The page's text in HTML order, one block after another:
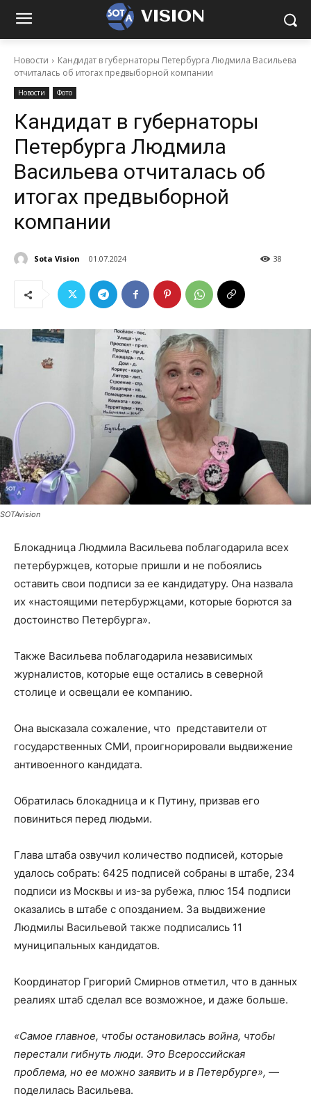
VISION
Новости
Кандидат в губернаторы Петербурга Людмила Васильева
отчиталась об итогах предвыборной компании
Новости Фото
Кандидат в губернаторы
Петербурга Людмила
Васильева отчиталась об
итогах предвыборной
компании
Sota Vision 01.07.2024 38
SOTAvision
Блокадница Людмила Васильева поблагодарила всех
петербуржцев, которые пришли и не побоялись
оставить свои подписи за ее кандидатуру. Она назвала
их «настоящими петербуржцами, которые борются за
достоинство Петербурга».
Также Васильева поблагодарила независимых
журналистов, которые еще остались в северной
столице и освещали ее компанию.
Она высказала сожаление, что представители от
государственных СМИ, проигнорировали выдвижение
антивоенного кандидата.
Обратилась блокадница и к Путину, призвав его
повиниться перед людьми.
Глава штаба озвучил количество подписей, которые
удалось собрать: 6425 подписей собраны в штабе, 234
подписи из Москвы и из-за рубежа, плюс 154 подписи
оказались в штабе с опозданием. За выдвижение
Людмилы Васильевой также подписались 11
муниципальных кандидатов.
Координатор Григорий Смирнов отметил, что в данных
реалиях штаб сделал все возможное, и даже больше.
«Самое главное, чтобы остановилась война, чтобы
перестали гибнуть люди. Это Всероссийская
проблема, но ее можно заявить и в Петербурге», —
поделилась Васильева.